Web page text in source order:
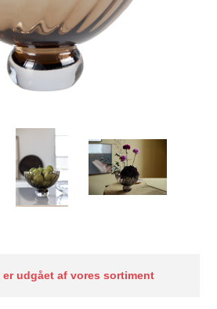
er udgået af vores sortiment